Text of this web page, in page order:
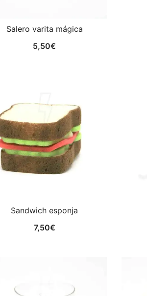
Salero varita mágica
5,50€
Sandwich esponja
7,50€